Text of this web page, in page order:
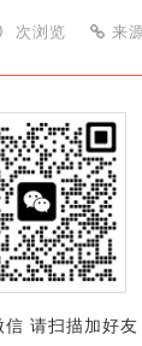
次浏览 来
信 请扫描加好友